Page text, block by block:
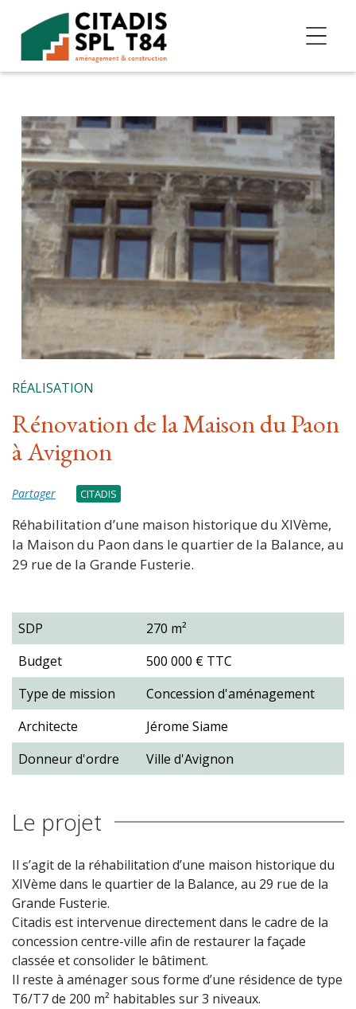
Accéder au contenu
RÉALISATION
Rénovation de la Maison du Paon
à Avignon
Partager CITADIS
Réhabilitation d’une maison historique du XIVème,
la Maison du Paon dans le quartier de la Balance, au
29 rue de la Grande Fusterie.
SDP
270 m²
Budget
500 000 € TTC
Type de mission
Concession d'aménagement
Architecte
Jérome Siame
Donneur d'ordre
Ville d'Avignon
Le projet
Il s’agit de la réhabilitation d’une maison historique du
XIVème dans le quartier de la Balance, au 29 rue de la
Grande Fusterie.
Citadis est intervenue directement dans le cadre de la
concession centre-ville afin de restaurer la façade
classée et consolider le bâtiment.
Il reste à aménager sous forme d’une résidence de type
T6/T7 de 200 m² habitables sur 3 niveaux.